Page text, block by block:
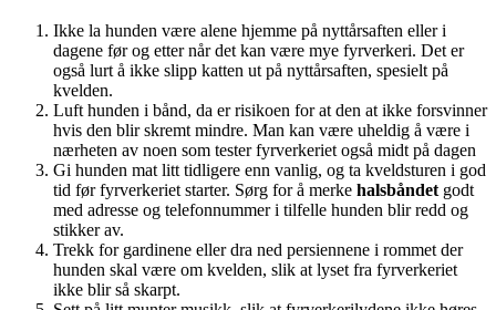
Ikke la hunden være alene hjemme på nyttårsaften eller i
dagene før og etter når det kan være mye fyrverkeri. Det er
også lurt å ikke slipp katten ut på nyttårsaften, spesielt på
kvelden.
Luft hunden i bånd, da er risikoen for at den at ikke forsvinner
hvis den blir skremt mindre. Man kan være uheldig å være i
nærheten av noen som tester fyrverkeriet også midt på dagen
Gi hunden mat litt tidligere enn vanlig, og ta kveldsturen i god
tid før fyrverkeriet starter. Sørg for å merke halsbåndet godt
med adresse og telefonnummer i tilfelle hunden blir redd og
stikker av.
Trekk for gardinene eller dra ned persiennene i rommet der
hunden skal være om kvelden, slik at lyset fra fyrverkeriet
ikke blir så skarpt.